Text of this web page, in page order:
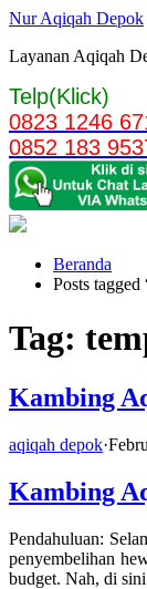
Langsung
konten
Nur Aqiqah Depok
Layanan Aqiqah
Telp(Klick)
0823 1246
0852 183
Beranda
Posts
Tag:
Kambing
aqiqah depok·
Kambing
Pendahuluan:
penyembelihan
budget. Nah, di